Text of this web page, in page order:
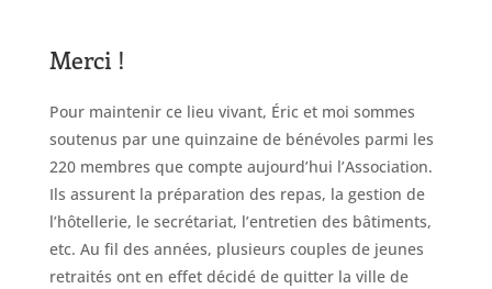
Merci !
Pour maintenir ce lieu vivant, Éric et moi sommes
soutenus par une quinzaine de bénévoles parmi les
220 membres que compte aujourd’hui l’Association.
Ils assurent la préparation des repas, la gestion de
l’hôtellerie, le secrétariat, l’entretien des bâtiments,
etc. Au fil des années, plusieurs couples de jeunes
retraités ont en effet décidé de quitter la ville de